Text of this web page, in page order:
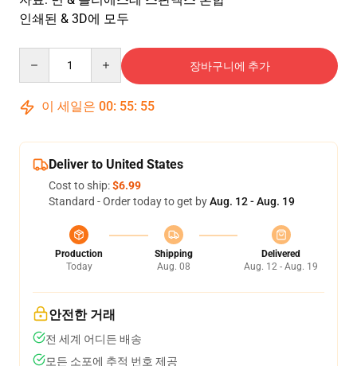
인쇄된 & 3D에 모두
장바구니에 추가
이 세일은 00: 55: 54
Deliver to United States
Cost to ship:$6.99
Standard - Order today to get byAug. 12 - Aug. 19
Production
Today
Shipping
Aug. 08
Delivered
Aug. 12 - Aug. 19
안전한 거래
전 세계 어디든 배송
모든 소포에 추적 번호 제공